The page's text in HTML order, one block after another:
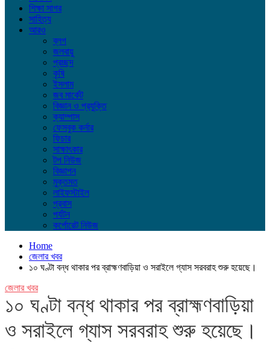
শিক্ষা সাগর
সাহিত্য
আরও
ব্লগ
জলবায়ু
প্রচ্ছদ
কৃষি
ইসলাম
জব মার্কেট
বিজ্ঞান ও প্রযুক্তি
ক্যাম্পাস
ফেসবুক কর্নার
ফিচার
সাক্ষাৎকার
টপ নিউজ
বিজ্ঞাপন
মুক্তমত
লাইফস্টাইল
প্রবাস
পর্যটন
কর্পোরেট নিউজ
Home
জেলার খবর
১০ ঘণ্টা বন্ধ থাকার পর ব্রাহ্মণবাড়িয়া ও সরাইলে গ্যাস সরবরাহ শুরু হয়েছে।
জেলার খবর
১০ ঘণ্টা বন্ধ থাকার পর ব্রাহ্মণবাড়িয়া
ও সরাইলে গ্যাস সরবরাহ শুরু হয়েছে।